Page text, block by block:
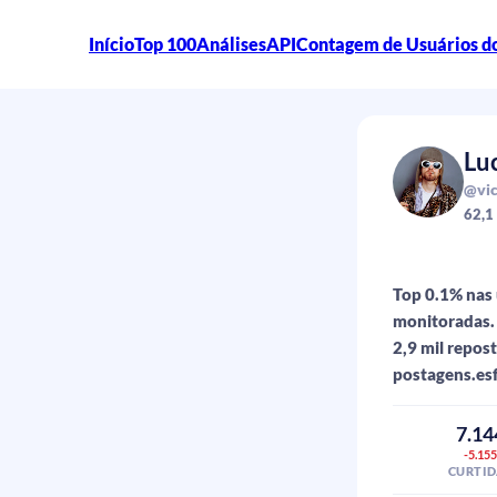
InícioTop 100AnálisesAPIContagem de Usuários
62,1
Top 0.1%
2,9 mil
-5.155